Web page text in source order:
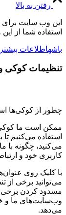
رفتن به بالا
این وب سایت برای
استفاده شما از
باشهاطلاعات بیشتر
تنظیمات
چطور از کوکی‌ها
ممکن است ما
استفاده می‌کنیم
می‌کنید، چگونه با
کاربری خود و
با کلیک روی
می‌توانید برخی از
مسدود کردن برخی
وب‌سایت‌های ما و
می‌دهد.